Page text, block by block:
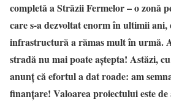
completă a Străzii Fermelor – o zonă
care s-a dezvoltat enorm în ultimii ani,
infrastructură a rămas mult în urmă.
stradă nu mai poate aștepta! Astăzi,
anunț că efortul a dat roade: am
finanțare! Valoarea proiectului este